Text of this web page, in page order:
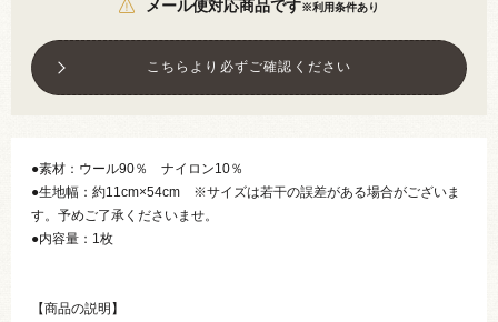
メール便対応商品です※利用条件あり
こちらより必ずご確認ください
●素材：ウール90％ ナイロン10％
●生地幅：約11cm×54cm ※サイズは若干の誤差がある場合がございま
す。予めご了承くださいませ。
●内容量：1枚
【商品の説明】